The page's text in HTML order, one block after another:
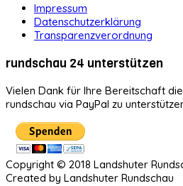
Impressum
Datenschutzerklärung
Transparenzverordnung
rundschau 24 unterstützen
Vielen Dank für Ihre Bereitschaft
rundschau via PayPal zu
Copyright © 2018 Landshuter
Created by Landshuter Rundschau